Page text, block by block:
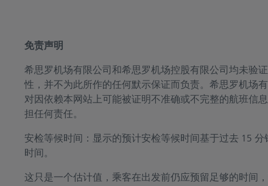
免责声明
希思罗机场有限公司和希思罗机场控股有限公司均未验
性，并不为此所作的任何默示保证而负责。希思罗机场
对因依赖本网站上可能被证明不准确或不完整的航班信
担任何责任。
安检等候时间：显示的预计安检等候时间基于过去 15
时间。
这只是一个估计值，乘客在出发前仍应预留足够的时间